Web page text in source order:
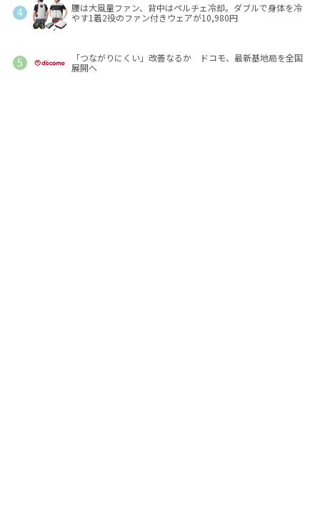
腰は大風量ファン、背中はペルチェ冷却。ダブルで身体を冷
やす1着2役のファン付きウェアが10,980円
「つながりにくい」改善なるか ドコモ、最新基地局を全国
展開へ